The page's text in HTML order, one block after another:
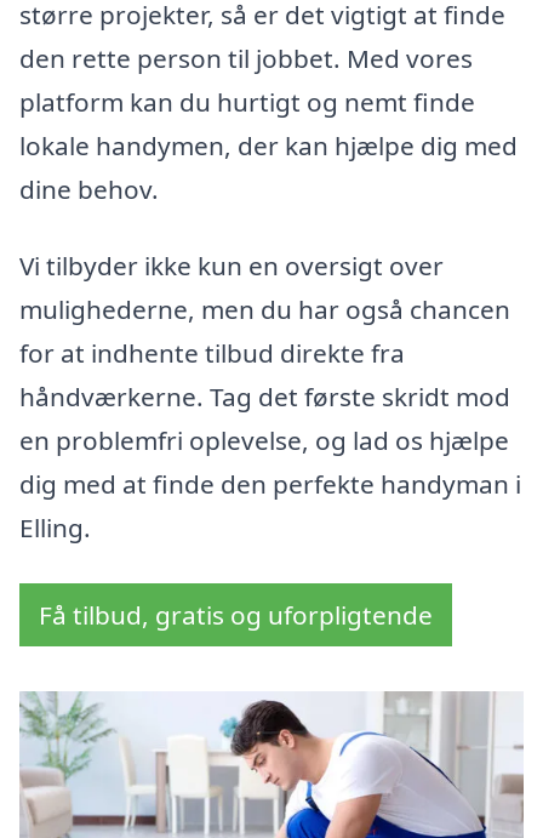
større projekter, så er det vigtigt at finde
den rette person til jobbet. Med vores
platform kan du hurtigt og nemt finde
lokale handymen, der kan hjælpe dig med
dine behov.
Vi tilbyder ikke kun en oversigt over
mulighederne, men du har også chancen
for at indhente tilbud direkte fra
håndværkerne. Tag det første skridt mod
en problemfri oplevelse, og lad os hjælpe
dig med at finde den perfekte handyman i
Elling.
Få tilbud, gratis og uforpligtende